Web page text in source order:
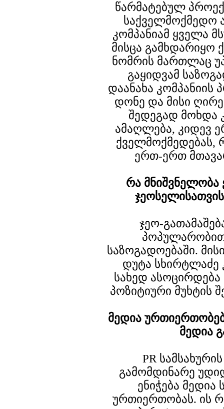
წარმატებულ
საქველმოქმედო
კომპანიამ ყველა
მისცა გამხდარიყო
ნომრის მართლაც
გაყიდვამ
დაანახა კომპანიის
დონე და მისი
შედეგად მოხდა
ამაღლება, კიდევ
ქველმოქმედებას,
ერთ-ერთ
რა მნიშვნელობა
ჯეო-
საზოგადოებაში.
დუტა სხირტლაძე
სახედ
პოზიტიური მუხტის
მედია
მედია
PR
გამომდინარე
ენიჭება მედია
ურთიერთობას. ის